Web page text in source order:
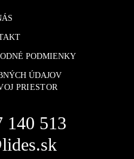
PODMIENKY
ÚDAJOV
PRIESTOR
140 513